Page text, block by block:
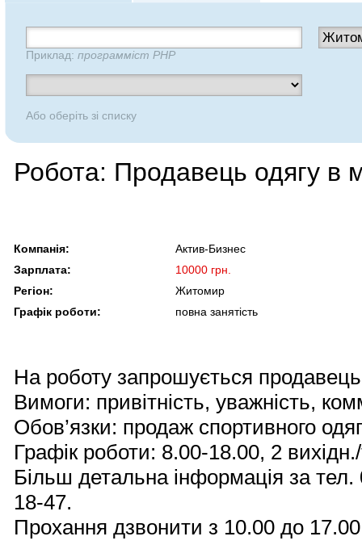
Приклад: программіст PHP
Або оберіть зі списку
Робота: Продавець одягу в
Компанія:
Актив-Бизнес
Зарплата:
10000 грн.
Регіон:
Житомир
Графік роботи:
повна занятість
На роботу запрошується
Вимоги: привітність, уважність,
Обов’язки: продаж спортивного
Графік роботи: 8.00-18.00, 2
Більш детальна інформація за
18-47.
Прохання дзвонити з 10.00 до